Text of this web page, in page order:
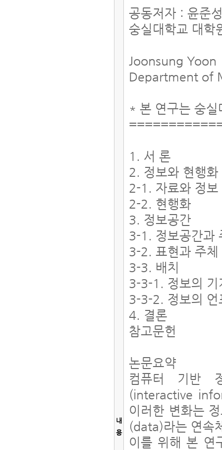
내
용
공동저자 : 윤준
숭실대학교 대학
Joonsung Yoon
Department of
* 본 연구는 숭
1. 서 론
2. 정보와 현행화
2-1. 자료와 정보
2-2. 현행화
3. 정보공간
3-1. 정보공간과
3-2. 표현과 주체
3-3. 배치
3-3-1. 정보의
3-3-2. 정보의
4. 결론
참고문헌
논문요약
컴퓨터 기반
(interactive
이러한 변화는
(data)라는 연속
이를 위해 본 연